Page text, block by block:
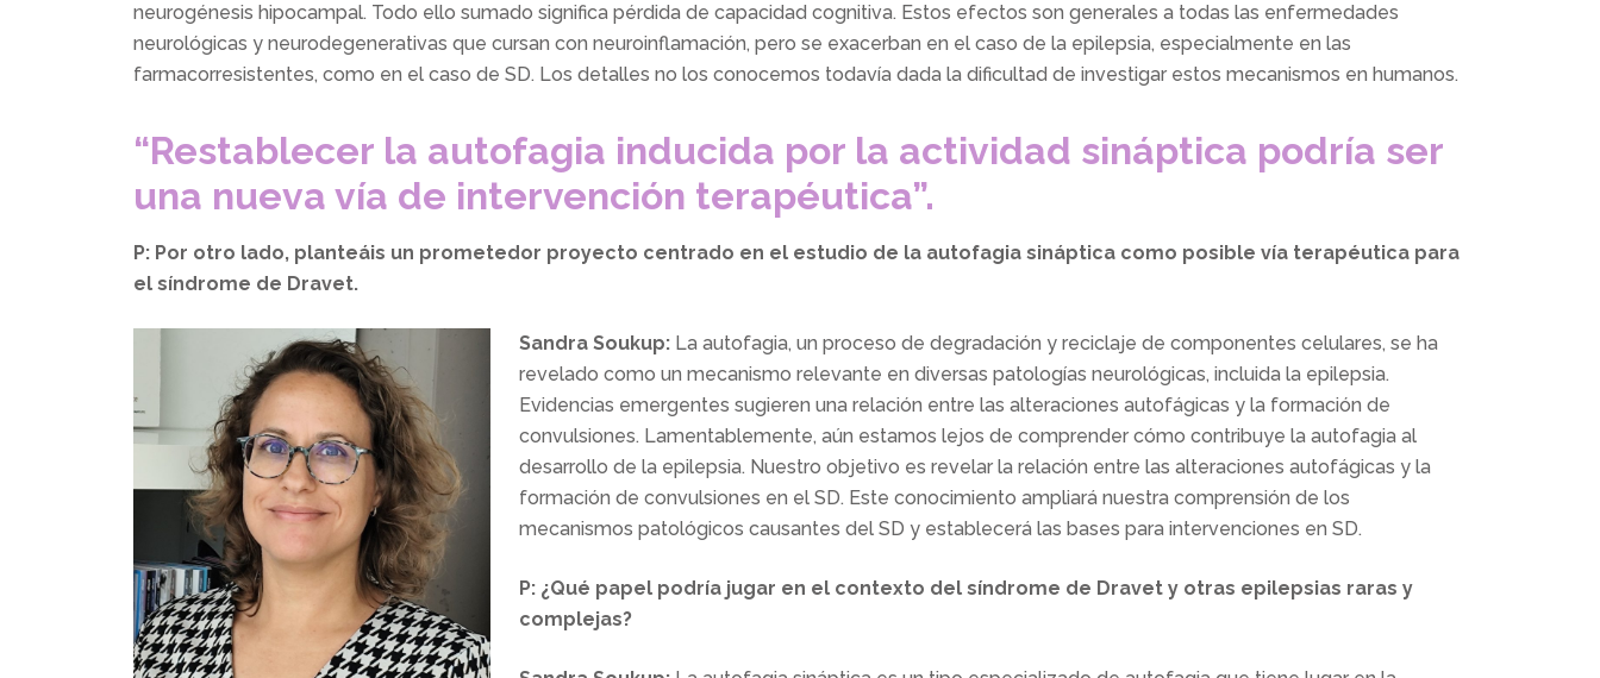
neurogénesis hipocampal. Todo ello sumado significa pérdida de capacidad cognitiva. Estos efectos son generales a todas las enfermedades
neurológicas y neurodegenerativas que cursan con neuroinflamación, pero se exacerban en el caso de la epilepsia, especialmente en las
farmacorresistentes, como en el caso de SD. Los detalles no los conocemos todavía dada la dificultad de investigar estos mecanismos en humanos.
“Restablecer la autofagia inducida por la actividad sináptica podría ser
una nueva vía de intervención terapéutica”.
P: Por otro lado, planteáis un prometedor proyecto centrado en el estudio de la autofagia sináptica como posible vía terapéutica para
el síndrome de Dravet.
Sandra Soukup: La autofagia, un proceso de degradación y reciclaje de componentes celulares, se ha
revelado como un mecanismo relevante en diversas patologías neurológicas, incluida la epilepsia.
Evidencias emergentes sugieren una relación entre las alteraciones autofágicas y la formación de
convulsiones. Lamentablemente, aún estamos lejos de comprender cómo contribuye la autofagia al
desarrollo de la epilepsia. Nuestro objetivo es revelar la relación entre las alteraciones autofágicas y la
formación de convulsiones en el SD. Este conocimiento ampliará nuestra comprensión de los
mecanismos patológicos causantes del SD y establecerá las bases para intervenciones en SD.
P: ¿Qué papel podría jugar en el contexto del síndrome de Dravet y otras epilepsias raras y
complejas?